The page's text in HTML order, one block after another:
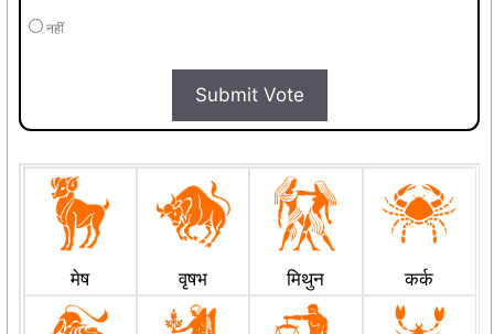
नहीं
Submit Vote
मेष वृषभ मिथुन कर्क